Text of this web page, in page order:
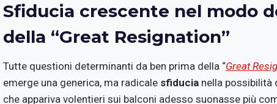
Sfiducia crescente nel modo
della “Great Resignation”
Tutte questioni determinanti da ben prima della “Great
emerge una generica, ma radicale sfiducia nella possibilità
che appariva volentieri sui balconi adesso suonasse più